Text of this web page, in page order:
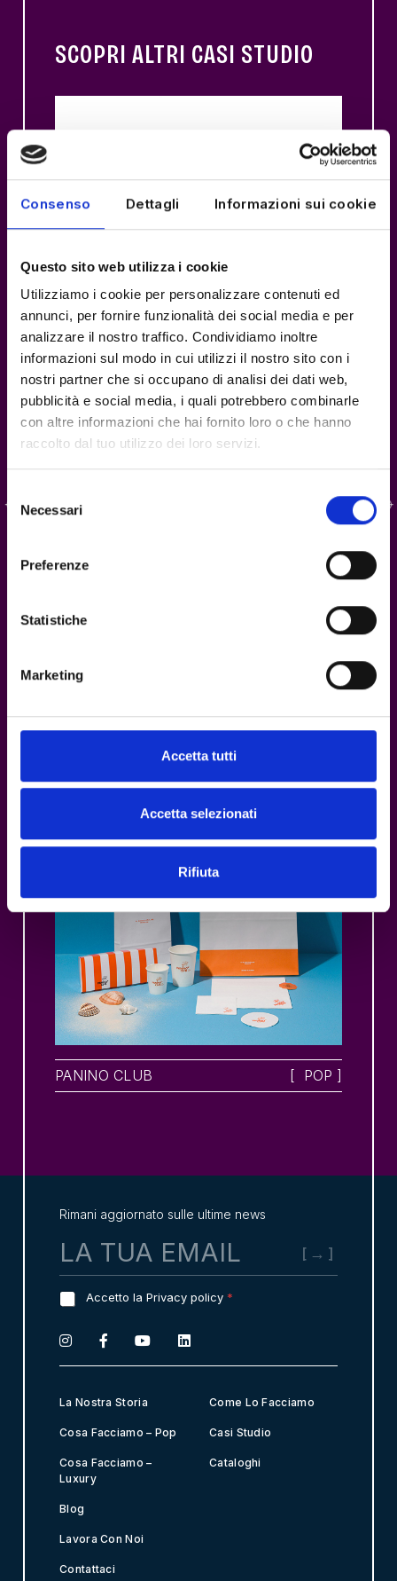
Consenso Dettagli Informazioni sui cookie
Questo sito web utilizza i cookie
Utilizziamo i cookie per personalizzare contenuti ed
annunci, per fornire funzionalità dei social media e per
analizzare il nostro traffico. Condividiamo inoltre
informazioni sul modo in cui utilizzi il nostro sito con i
nostri partner che si occupano di analisi dei dati web,
pubblicità e social media, i quali potrebbero combinarle
con altre informazioni che hai fornito loro o che hanno
raccolto dal tuo utilizzo dei loro servizi.
delNecessari
Preferenze
Statistiche
Marketing
Accetta tutti
Accetta selezionati
Rifiuta
SCOPRI ALTRI CASI STUDIO
ITS MY ITALIAN TIME [ LUXURY
PLEATS [ LUXURY ]
PANINO CLUB [ POP ]
La Nostra Storia
Cosa Facciamo – Pop
Cosa Facciamo –
Luxury
Come Lo Facciamo
Casi Studio
Cataloghi
Blog
Lavora Con Noi
Contattaci
Rimani aggiornato sulle ultime news
E
m
a
iG
P
R
A
r
e
e
n
*
Accetto la Privacy policy *